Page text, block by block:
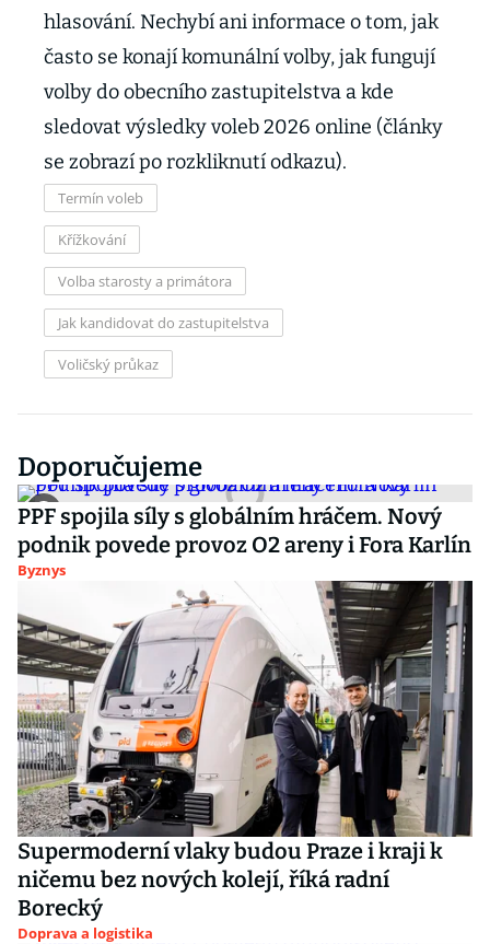
hlasování. Nechybí ani informace o tom, jak
často se konají komunální volby, jak fungují
volby do obecního zastupitelstva a kde
sledovat výsledky voleb 2026 online (články
se zobrazí po rozkliknutí odkazu).
Termín voleb
Křížkování
Volba starosty a primátora
Jak kandidovat do zastupitelstva
Voličský průkaz
Doporučujeme
PPF spojila síly s globálním hráčem. Nový
podnik povede provoz O2 areny i Fora Karlín
Byznys
Supermoderní vlaky budou Praze i kraji k
ničemu bez nových kolejí, říká radní
Borecký
Doprava a logistika